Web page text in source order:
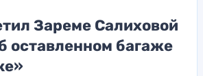
Зареме Салиховой
оставленном багаже